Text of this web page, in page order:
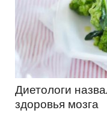
Диетологи
здоровья мозга